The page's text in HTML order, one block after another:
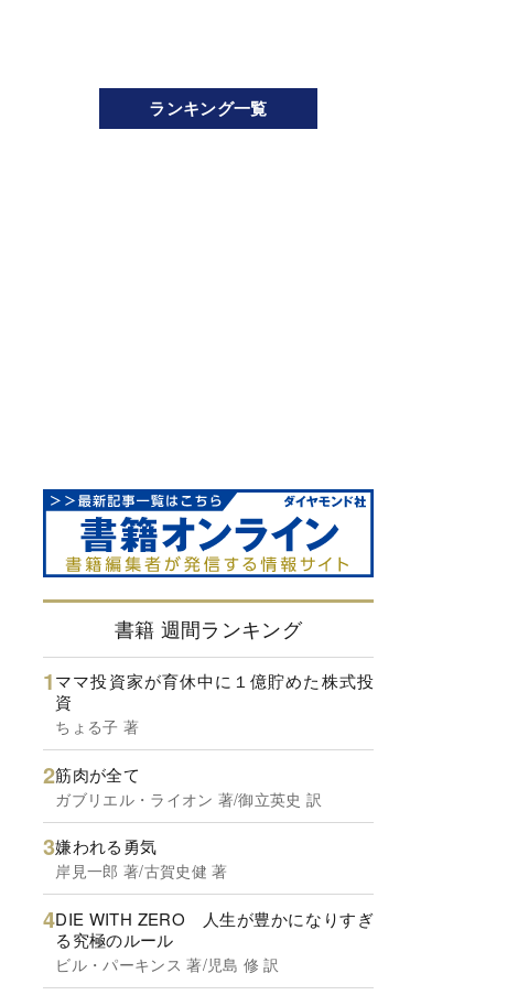
ランキング一覧
書籍 週間ランキング
ママ投資家が育休中に１億貯めた株式投
資
ちょる子 著
筋肉が全て
ガブリエル・ライオン 著/御立英史 訳
嫌われる勇気
岸見一郎 著/古賀史健 著
DIE WITH ZERO 人生が豊かになりすぎ
る究極のルール
ビル・パーキンス 著/児島 修 訳